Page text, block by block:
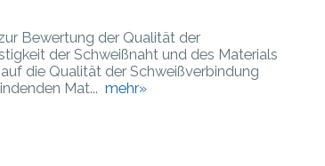
Bewertung der Qualität der
der Schweißnaht und des Materials
die Qualität der Schweißverbindung
Mat... mehr»